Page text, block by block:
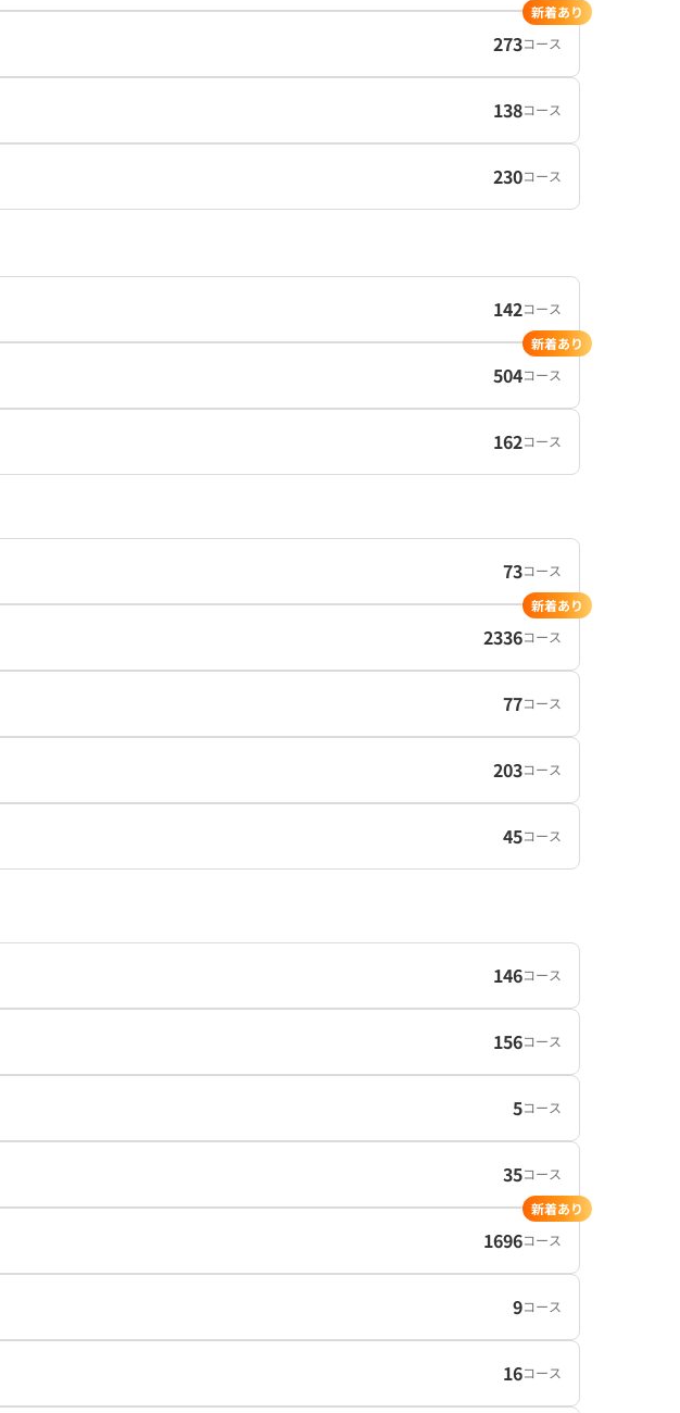
273コース
新着あり
138コース
230コース
142コース
504コース
新着あり
162コース
73コース
2336コース
新着あり
77コース
203コース
45コース
146コース
156コース
5コース
35コース
1696コース
新着あり
9コース
16コース